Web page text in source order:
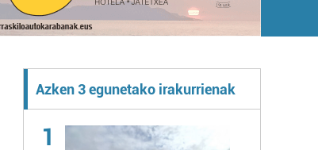
Azken 3 egunetako irakurrienak
1